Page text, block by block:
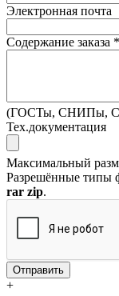
Электронная почта
Содержание заказа *
(ГОСТы, СНИПы,
Тех.документация
Максимальный
Разрешённые типы
rar zip.
+